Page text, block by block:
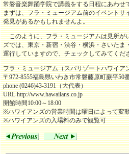
常磐音楽舞踊学院で講義をする日程にあわせ
まずは、フラ・ミュージアム前のイベント
発見があるかもしれませんよ。
このように、フラ・ミュージアムは見所が
ズでは、東京・新宿・渋谷・横浜・さいた
運行していますので、チェックしてみてくだ
フラ・ミュージアム（スパリゾートハワイア
〒972-8555福島県いわき市常磐藤原町蕨平50
phone (0246)43-3191（大代表）
URLhttp://www.hawaiians.co.jp
開館時間10:00～18:00
※ハワイアンズの営業時間は曜日によって変
※ハワイアンズの入場料のみで観覧可